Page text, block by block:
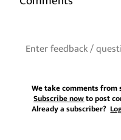
We take comments from
Subscribe nowto post
Already a subscriber?